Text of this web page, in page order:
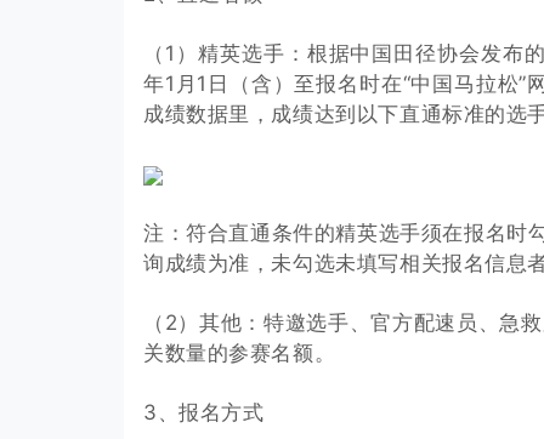
（1）精英选手：根据中国田径协会发
年1月1日（含）至报名时在“中国马拉松”
成绩数据里，成绩达到以下直通标准的选
注：符合直通条件的精英选手须在报名时
询成绩为准，未勾选未填写相关报名信息
（2）其他：特邀选手、官方配速员、急
关数量的参赛名额。
3、报名方式